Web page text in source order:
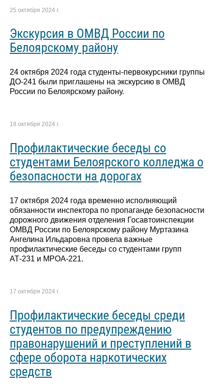
25 октября 2024 г.
Экскурсия в ОМВД России по
Белоярскому району
24 октября 2024 года студенты-первокурсники группы
ДО-241 были приглашены на экскурсию в ОМВД
России по Белоярскому району.
18 октября 2024 г.
Профилактические беседы со
студентами Белоярского колледжа о
безопасности на дорогах
17 октября 2024 года временно исполняющий
обязанности инспектора по пропаганде безопасности
дорожного движения отделения Госавтоинспекции
ОМВД России по Белоярскому району Муртазина
Ангелина Ильдаровна провела важные
профилактические беседы со студентами групп
АТ-231 и МРОА-221.
17 октября 2024 г.
Профилактические беседы среди
студентов по предупреждению
правонарушений и преступлений в
сфере оборота наркотических
средств